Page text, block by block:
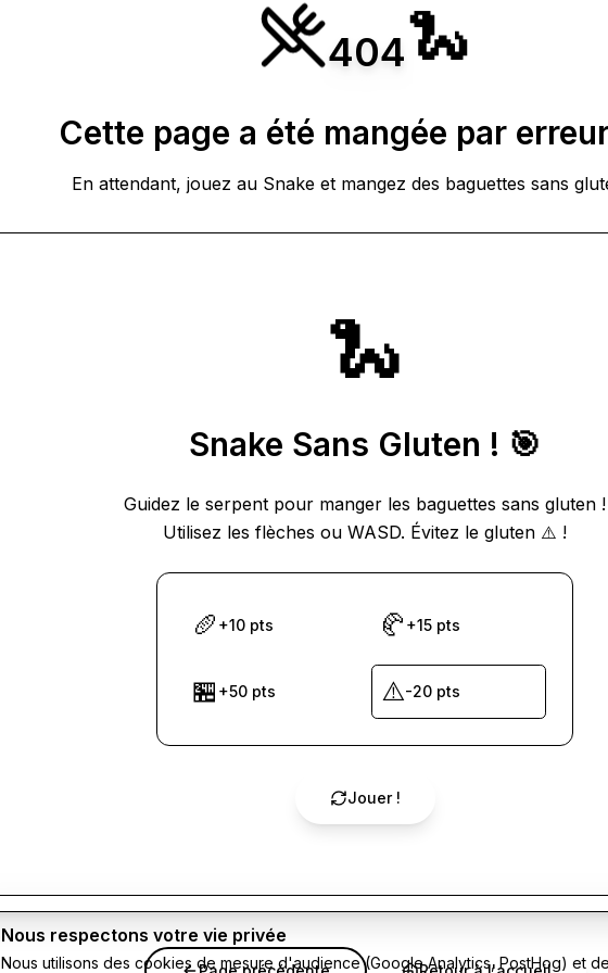
404🐍
Cette page a été mangée par
En attendant, jouez au Snake et mangez des baguettes sans
🐍
Snake Sans Gluten ! 🎯
Guidez le serpent pour manger les baguettes sans gluten !
Utilisez les flèches ou WASD. Évitez le gluten ⚠️ !
🥖 +10 pts 🥐 +15 pts
🏪 +50 pts ⚠️-20 pts
Jouer !
Nous respectons votre vie privée
Nous utilisons des cookies de mesure d'audience (Google Analytics, PostHog) et